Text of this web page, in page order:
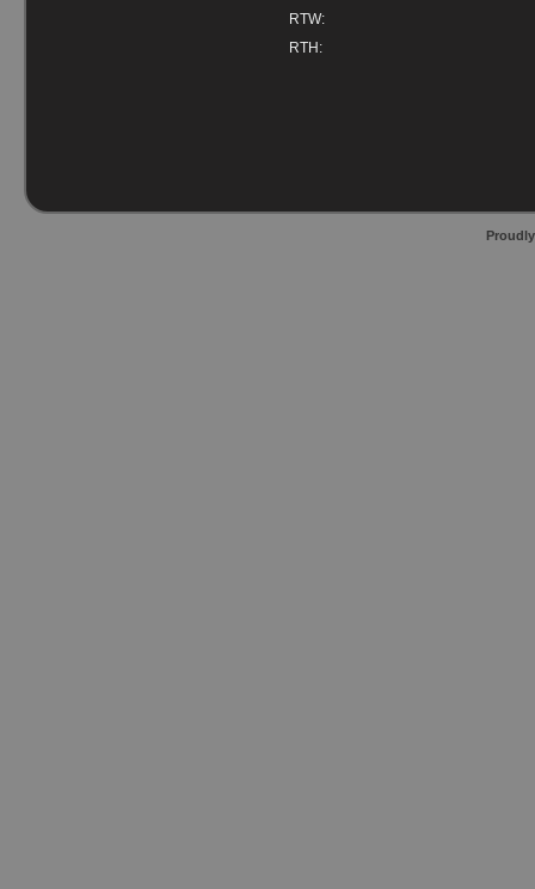
RTW:
RTH: